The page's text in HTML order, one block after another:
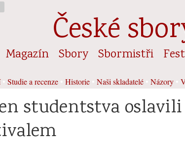
České
Magazín Sbory Sbormistři
• Studie a recenze Historie Naši skladatelé Názory
studentstva oslavili